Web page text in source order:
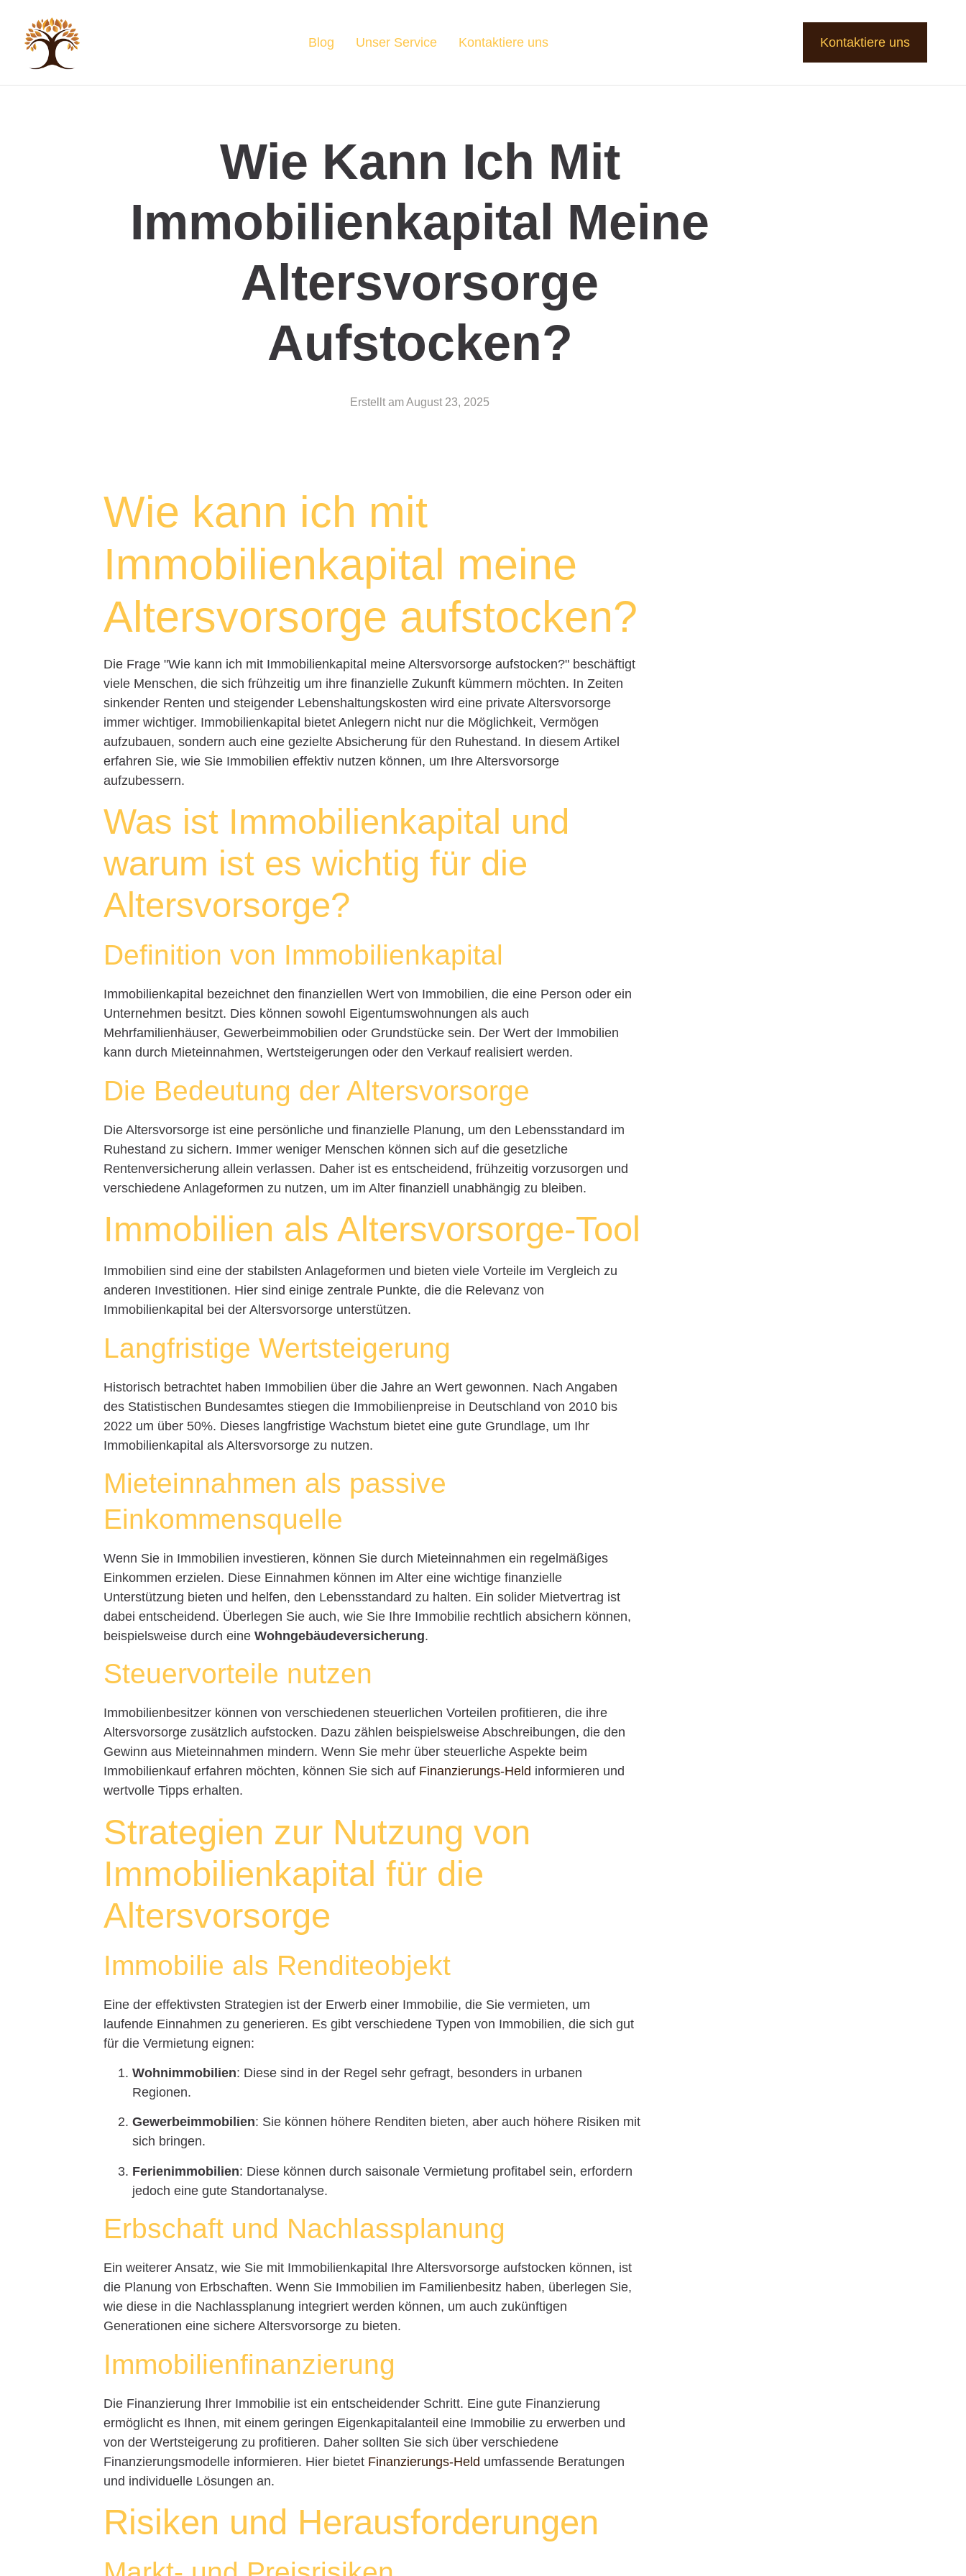
Blog Unser Service Kontaktiere uns Kontaktiere uns
Wie Kann Ich Mit
Immobilienkapital Meine
Altersvorsorge
Aufstocken?
Erstellt amAugust 23, 2025
Wie kann ich mit
Immobilienkapital meine
Altersvorsorge aufstocken?
Die Frage "Wie kann ich mit Immobilienkapital meine Altersvorsorge aufstocken?" beschäftigt
viele Menschen, die sich frühzeitig um ihre finanzielle Zukunft kümmern möchten. In Zeiten
sinkender Renten und steigender Lebenshaltungskosten wird eine private Altersvorsorge
immer wichtiger. Immobilienkapital bietet Anlegern nicht nur die Möglichkeit, Vermögen
aufzubauen, sondern auch eine gezielte Absicherung für den Ruhestand. In diesem Artikel
erfahren Sie, wie Sie Immobilien effektiv nutzen können, um Ihre Altersvorsorge
aufzubessern.
Was ist Immobilienkapital und
warum ist es wichtig für die
Altersvorsorge?
Definition von Immobilienkapital
Immobilienkapital bezeichnet den finanziellen Wert von Immobilien, die eine Person oder ein
Unternehmen besitzt. Dies können sowohl Eigentumswohnungen als auch
Mehrfamilienhäuser, Gewerbeimmobilien oder Grundstücke sein. Der Wert der Immobilien
kann durch Mieteinnahmen, Wertsteigerungen oder den Verkauf realisiert werden.
Die Bedeutung der Altersvorsorge
Die Altersvorsorge ist eine persönliche und finanzielle Planung, um den Lebensstandard im
Ruhestand zu sichern. Immer weniger Menschen können sich auf die gesetzliche
Rentenversicherung allein verlassen. Daher ist es entscheidend, frühzeitig vorzusorgen und
verschiedene Anlageformen zu nutzen, um im Alter finanziell unabhängig zu bleiben.
Immobilien als Altersvorsorge-Tool
Immobilien sind eine der stabilsten Anlageformen und bieten viele Vorteile im Vergleich zu
anderen Investitionen. Hier sind einige zentrale Punkte, die die Relevanz von
Immobilienkapital bei der Altersvorsorge unterstützen.
Langfristige Wertsteigerung
Historisch betrachtet haben Immobilien über die Jahre an Wert gewonnen. Nach Angaben
des Statistischen Bundesamtes stiegen die Immobilienpreise in Deutschland von 2010 bis
2022 um über 50%. Dieses langfristige Wachstum bietet eine gute Grundlage, um Ihr
Immobilienkapital als Altersvorsorge zu nutzen.
Mieteinnahmen als passive
Einkommensquelle
Wenn Sie in Immobilien investieren, können Sie durch Mieteinnahmen ein regelmäßiges
Einkommen erzielen. Diese Einnahmen können im Alter eine wichtige finanzielle
Unterstützung bieten und helfen, den Lebensstandard zu halten. Ein solider Mietvertrag ist
dabei entscheidend. Überlegen Sie auch, wie Sie Ihre Immobilie rechtlich absichern können,
beispielsweise durch eineWohngebäudeversicherung.
Steuervorteile nutzen
Immobilienbesitzer können von verschiedenen steuerlichen Vorteilen profitieren, die ihre
Altersvorsorge zusätzlich aufstocken. Dazu zählen beispielsweise Abschreibungen, die den
Gewinn aus Mieteinnahmen mindern. Wenn Sie mehr über steuerliche Aspekte beim
Immobilienkauf erfahren möchten, können Sie sich auf Finanzierungs-Held informieren und
wertvolle Tipps erhalten.
Strategien zur Nutzung von
Immobilienkapital für die
Altersvorsorge
Immobilie als Renditeobjekt
Eine der effektivsten Strategien ist der Erwerb einer Immobilie, die Sie vermieten, um
laufende Einnahmen zu generieren. Es gibt verschiedene Typen von Immobilien, die sich gut
für die Vermietung eignen:
Wohnimmobilien: Diese sind in der Regel sehr gefragt, besonders in urbanen
Regionen.
Gewerbeimmobilien: Sie können höhere Renditen bieten, aber auch höhere Risiken mit
sich bringen.
Ferienimmobilien: Diese können durch saisonale Vermietung profitabel sein, erfordern
jedoch eine gute Standortanalyse.
Erbschaft und Nachlassplanung
Ein weiterer Ansatz, wie Sie mit Immobilienkapital Ihre Altersvorsorge aufstocken können, ist
die Planung von Erbschaften. Wenn Sie Immobilien im Familienbesitz haben, überlegen Sie,
wie diese in die Nachlassplanung integriert werden können, um auch zukünftigen
Generationen eine sichere Altersvorsorge zu bieten.
Immobilienfinanzierung
Die Finanzierung Ihrer Immobilie ist ein entscheidender Schritt. Eine gute Finanzierung
ermöglicht es Ihnen, mit einem geringen Eigenkapitalanteil eine Immobilie zu erwerben und
von der Wertsteigerung zu profitieren. Daher sollten Sie sich über verschiedene
Finanzierungsmodelle informieren. Hier bietet Finanzierungs-Held umfassende Beratungen
und individuelle Lösungen an.
Risiken und Herausforderungen